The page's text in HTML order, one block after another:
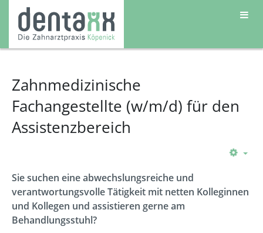
Zahnmedizinische
Fachangestellte (w/m/d) für den
Assistenzbereich
Sie suchen eine abwechslungsreiche und
verantwortungsvolle Tätigkeit mit netten Kolleginnen
und Kollegen und assistieren gerne am
Behandlungsstuhl?